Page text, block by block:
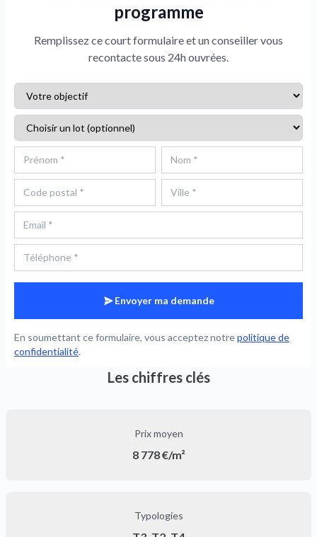
programme
Remplissez ce court formulaire et un conseiller vous
recontacte sous 24h ouvrées.
Envoyer ma demande
En soumettant ce formulaire, vous acceptez notrepolitique de
confidentialité.
Les chiffres clés
Prix moyen
8 778 €/m²
Typologies